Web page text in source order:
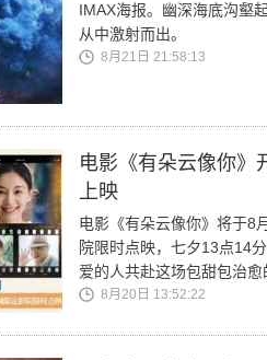
IMAX海报。幽深海底沟壑
从中激射而出。
8月21日 21:58:13
电影《有朵云像你》
上映
电影《有朵云像你》将于8
院限时点映，七夕13点14
爱的人共赴这场包甜包治
8月20日 13:52:22